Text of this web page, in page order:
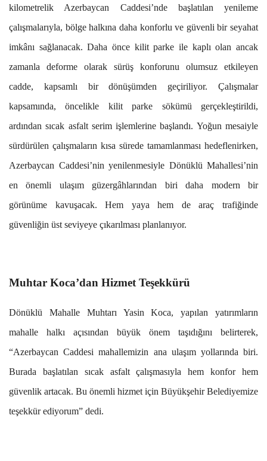
kilometrelik Azerbaycan Caddesi’nde başlatılan yenileme
çalışmalarıyla, bölge halkına daha konforlu ve güvenli bir seyahat
imkânı sağlanacak. Daha önce kilit parke ile kaplı olan ancak
zamanla deforme olarak sürüş konforunu olumsuz etkileyen
cadde, kapsamlı bir dönüşümden geçiriliyor. Çalışmalar
kapsamında, öncelikle kilit parke sökümü gerçekleştirildi,
ardından sıcak asfalt serim işlemlerine başlandı. Yoğun mesaiyle
sürdürülen çalışmaların kısa sürede tamamlanması hedeflenirken,
Azerbaycan Caddesi’nin yenilenmesiyle Dönüklü Mahallesi’nin
en önemli ulaşım güzergâhlarından biri daha modern bir
görünüme kavuşacak. Hem yaya hem de araç trafiğinde
güvenliğin üst seviyeye çıkarılması planlanıyor.
Muhtar Koca’dan Hizmet Teşekkürü
Dönüklü Mahalle Muhtarı Yasin Koca, yapılan yatırımların
mahalle halkı açısından büyük önem taşıdığını belirterek,
“Azerbaycan Caddesi mahallemizin ana ulaşım yollarında biri.
Burada başlatılan sıcak asfalt çalışmasıyla hem konfor hem
güvenlik artacak. Bu önemli hizmet için Büyükşehir Belediyemize
teşekkür ediyorum” dedi.